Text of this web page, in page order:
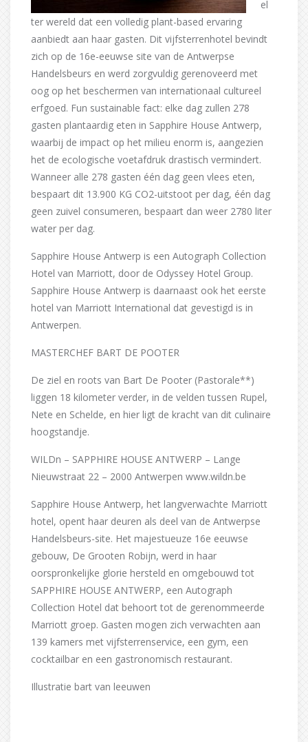
el
ter wereld dat een volledig plant-based ervaring
aanbiedt aan haar gasten. Dit vijfsterrenhotel bevindt
zich op de 16e-eeuwse site van de Antwerpse
Handelsbeurs en werd zorgvuldig gerenoveerd met
oog op het beschermen van internationaal cultureel
erfgoed. Fun sustainable fact: elke dag zullen 278
gasten plantaardig eten in Sapphire House Antwerp,
waarbij de impact op het milieu enorm is, aangezien
het de ecologische voetafdruk drastisch vermindert.
Wanneer alle 278 gasten één dag geen vlees eten,
bespaart dit 13.900 KG CO2-uitstoot per dag, één dag
geen zuivel consumeren, bespaart dan weer 2780 liter
water per dag.
Sapphire House Antwerp is een Autograph Collection
Hotel van Marriott, door de Odyssey Hotel Group.
Sapphire House Antwerp is daarnaast ook het eerste
hotel van Marriott International dat gevestigd is in
Antwerpen.
MASTERCHEF BART DE POOTER
De ziel en roots van Bart De Pooter (Pastorale**)
liggen 18 kilometer verder, in de velden tussen Rupel,
Nete en Schelde, en hier ligt de kracht van dit culinaire
hoogstandje.
WILDn – SAPPHIRE HOUSE ANTWERP – Lange
Nieuwstraat 22 – 2000 Antwerpen www.wildn.be
Sapphire House Antwerp, het langverwachte Marriott
hotel, opent haar deuren als deel van de Antwerpse
Handelsbeurs-site. Het majestueuze 16e eeuwse
gebouw, De Grooten Robijn, werd in haar
oorspronkelijke glorie hersteld en omgebouwd tot
SAPPHIRE HOUSE ANTWERP, een Autograph
Collection Hotel dat behoort tot de gerenommeerde
Marriott groep. Gasten mogen zich verwachten aan
139 kamers met vijfsterrenservice, een gym, een
cocktailbar en een gastronomisch restaurant.
Illustratie bart van leeuwen